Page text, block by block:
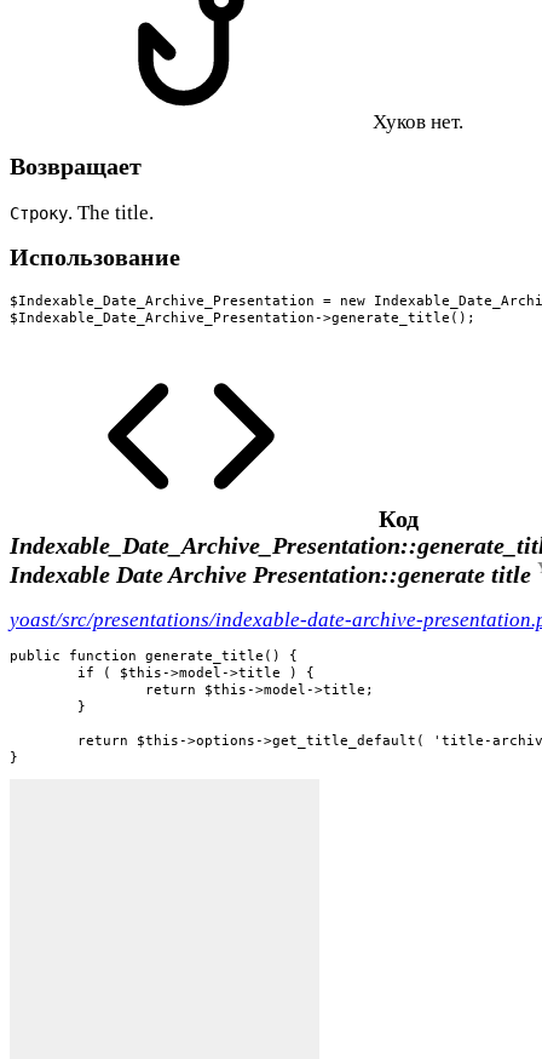
Хуков нет.
Возвращает
Строку. The title.
Использование
$Indexable_Date_Archive_Presentation = new
$Indexable_Date_Archive_Presentation->generate_title();
Код
Indexable Date Archive Presentation::generate title
yoast/src/presentations/indexable-date-archive-
public function generate_title() {
}